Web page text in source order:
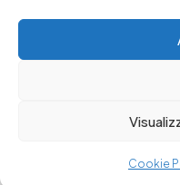
Cookie
Immobiliare
14571101006 - Tutti i diritti